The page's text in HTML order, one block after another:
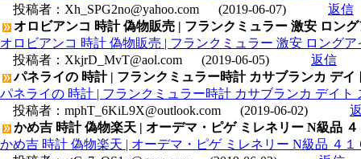
投稿者： Xh_SPG2no@yahoo.com (2019-06-07)
返信
オロビアンコ 時計 偽物販売 | フランクミュラー 激安 ロン
オロビアンコ 時計 偽物販売 | フランクミュラー 激安 ロング
投稿者： XkjrD_MvT@aol.com (2019-06-05)
返信
パネライの 時計 | フランクミュラー時計 カサブランカ デイ
パネライの 時計 | フランクミュラー時計 カサブランカ デイト
投稿者： mphT_6KiL9X@outlook.com (2019-06-02)
かめ吉 時計 偽物楽天 | オーデマ・ピゲ ミレネリー N級品 ４
かめ吉 時計 偽物楽天 | オーデマ・ピゲ ミレネリー N級品 ４１